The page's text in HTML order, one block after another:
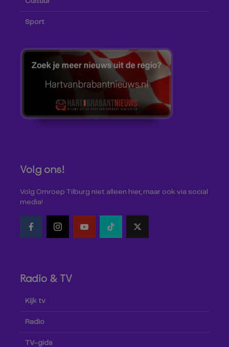
Sport
Volg ons!
Volg Omroep Tilburg niet alleen hier, maar ook via social
media!
Radio & TV
Kijk tv
Radio
TV-gids